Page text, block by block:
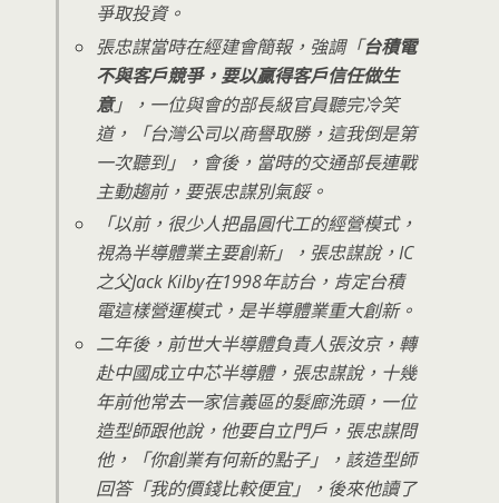
爭取投資。
張忠謀當時在經建會簡報，強調「台積電
不與客戶競爭，要以贏得客戶信任做生
意」，一位與會的部長級官員聽完冷笑
道，「台灣公司以商譽取勝，這我倒是第
一次聽到」，會後，當時的交通部長連戰
主動趨前，要張忠謀別氣餒。
「以前，很少人把晶圓代工的經營模式，
視為半導體業主要創新」，張忠謀說，IC
之父Jack Kilby在1998年訪台，肯定台積
電這樣營運模式，是半導體業重大創新。
二年後，前世大半導體負責人張汝京，轉
赴中國成立中芯半導體，張忠謀說，十幾
年前他常去一家信義區的髮廊洗頭，一位
造型師跟他說，他要自立門戶，張忠謀問
他，「你創業有何新的點子」，該造型師
回答「我的價錢比較便宜」，後來他讀了